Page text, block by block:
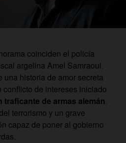
coinciden el policía
argelina Amel Samraoui.
historia de amor secreta
conflicto de intereses iniciado
traficante de armas alemán.
terrorismo y un grave
capaz de poner al gobierno